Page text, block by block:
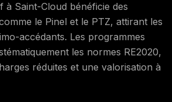
à Saint-Cloud bénéficie des
le Pinel et le PTZ, attirant les
accédants. Les programmes
les normes RE2020,
réduites et une valorisation à